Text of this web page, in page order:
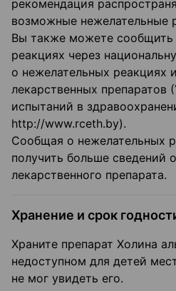
рекомендация
возможные нежелательные
Вы также можете сообщить
реакциях через
о нежелательных реакциях
лекарственных препаратов
испытаний в
http://www.rceth.by).
Сообщая о нежелательных
получить больше сведений
лекарственного препарата.
Хранение и срок
Храните препарат Холина
недоступном для детей
не мог увидеть его.